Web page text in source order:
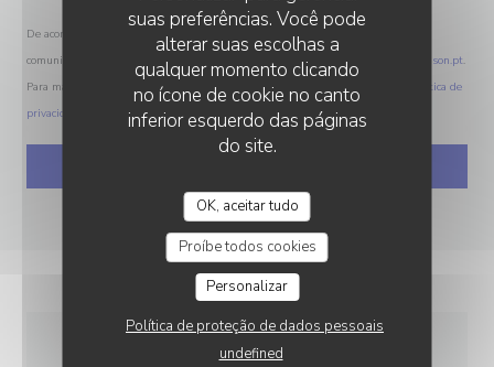
suas preferências. Você pode
alterar suas escolhas a
qualquer momento clicando
no ícone de cookie no canto
inferior esquerdo das páginas
do site.
OK, aceitar tudo
Proíbe todos cookies
Personalizar
Política de proteção de dados pessoais
undefined
De acordo com a legislação de proteção de dados, tem o direito de se opor a
comunicações de marketing. Pode registar-se na Lista Robinson através de
robinson.pt.
Para mais informações sobre o tratamento dos seus dados, consulte a nossa
política de
privacidade